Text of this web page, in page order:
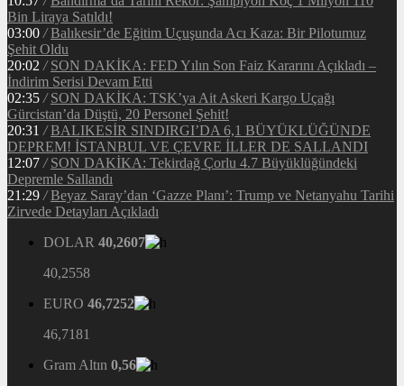
Bin Liraya Satıldı!
03:00 / Balıkesir’de Eğitim Uçuşunda Acı Kaza: Bir Pilotumuz
Şehit Oldu
20:02 / SON DAKİKA: FED Yılın Son Faiz Kararını Açıkladı –
İndirim Serisi Devam Etti
02:35 / SON DAKİKA: TSK’ya Ait Askeri Kargo Uçağı
Gürcistan’da Düştü, 20 Personel Şehit!
20:31 / BALIKESİR SINDIRGI’DA 6,1 BÜYÜKLÜĞÜNDE
DEPREM! İSTANBUL VE ÇEVRE İLLER DE SALLANDI
12:07 / SON DAKİKA: Tekirdağ Çorlu 4.7 Büyüklüğündeki
Depremle Sallandı
21:29 / Beyaz Saray’dan ‘Gazze Planı’: Trump ve Netanyahu Tarihi
Zirvede Detayları Açıkladı
DOLAR 40,2607
40,2558
EURO 46,7252
46,7181
Gram Altın 0,56